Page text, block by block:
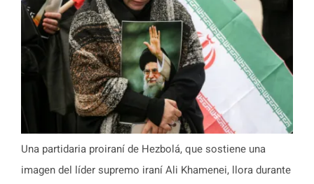
Una partidaria proiraní de Hezbolá, que sostiene una
imagen del líder supremo iraní Ali Khamenei, llora durante